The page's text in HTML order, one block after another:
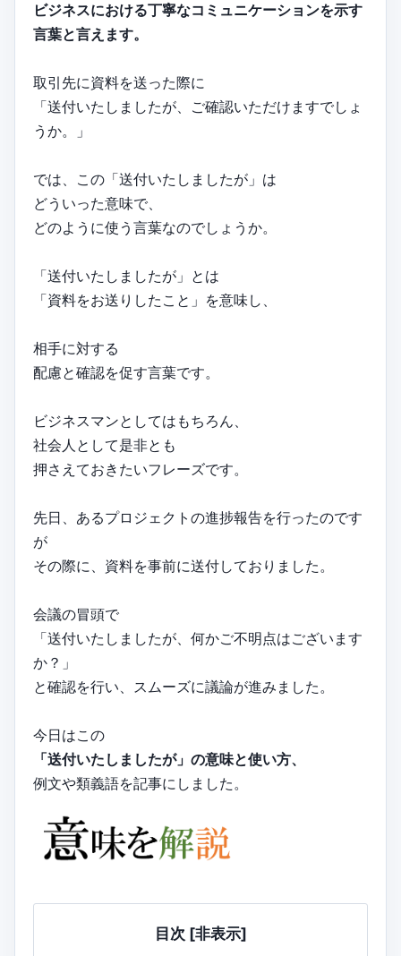
ビジネスにおける丁寧なコミュニケーションを示す
言葉と言えます。
取引先に資料を送った際に
「送付いたしましたが、ご確認いただけますでしょ
うか。」
では、この「送付いたしましたが」は
どういった意味で、
どのように使う言葉なのでしょうか。
「送付いたしましたが」とは
「資料をお送りしたこと」を意味し、
相手に対する
配慮と確認を促す言葉です。
ビジネスマンとしてはもちろん、
社会人として是非とも
押さえておきたいフレーズです。
先日、あるプロジェクトの進捗報告を行ったのです
が
その際に、資料を事前に送付しておりました。
会議の冒頭で
「送付いたしましたが、何かご不明点はございます
か？」
と確認を行い、スムーズに議論が進みました。
今日はこの
「送付いたしましたが」の意味と使い方、
例文や類義語を記事にしました。
目次 [非表示]